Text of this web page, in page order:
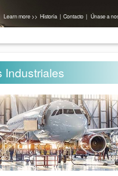
Learn more >> Historia | Contacto | Únase a
Industriales